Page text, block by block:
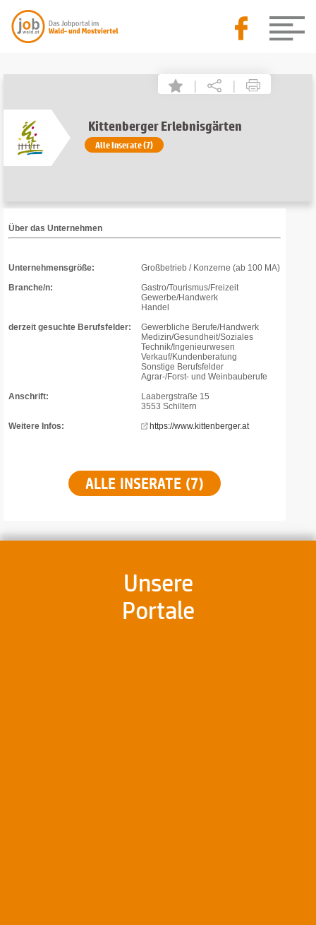
| |
Kittenberger Erlebnisgärten
Alle Inserate (7)
Über das Unternehmen
Unternehmensgröße:
Großbetrieb / Konzerne (ab 100 MA)
Branche/n:
Gastro/Tourismus/Freizeit
Gewerbe/Handwerk
Handel
derzeit gesuchte Berufsfelder:
Gewerbliche Berufe/Handwerk
Medizin/Gesundheit/Soziales
Technik/Ingenieurwesen
Verkauf/Kundenberatung
Sonstige Berufsfelder
Agrar-/Forst- und Weinbauberufe
Anschrift:
Laabergstraße 15
3553 Schiltern
Weitere Infos:
https://www.kittenberger.at
ALLE INSERATE (7)
Unsere
Portale